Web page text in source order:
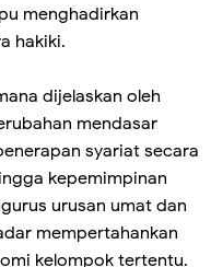
menghadirkan
hakiki.
dijelaskan oleh
mendasar
syariat secara
kepemimpinan
urusan umat dan
mempertahankan
kelompok tertentu.